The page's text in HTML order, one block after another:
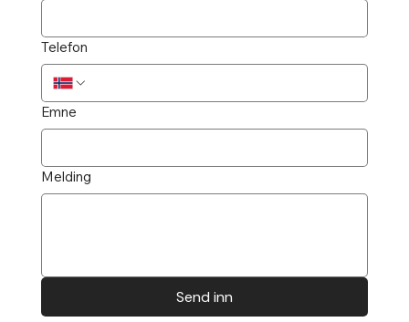
Telefon
Emne
Melding
Send inn